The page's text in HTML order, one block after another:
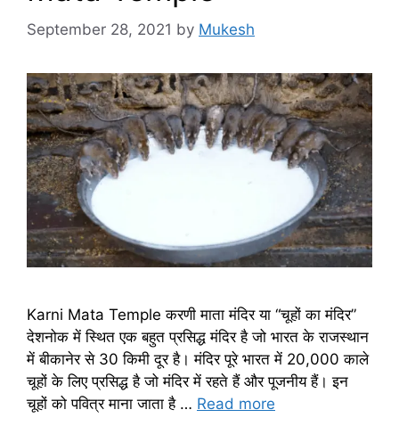
September 28, 2021 by Mukesh
Karni Mata Temple करणी माता मंदिर या “चूहों का मंदिर”
देशनोक में स्थित एक बहुत प्रसिद्ध मंदिर है जो भारत के राजस्थान
में बीकानेर से 30 किमी दूर है। मंदिर पूरे भारत में 20,000 काले
चूहों के लिए प्रसिद्ध है जो मंदिर में रहते हैं और पूजनीय हैं। इन
चूहों को पवित्र माना जाता है … Read more